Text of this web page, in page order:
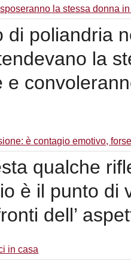
la stessa donna
di poliandria
la
e
è contagio emotivo,
qualche
è il punto di
dell’
in casa